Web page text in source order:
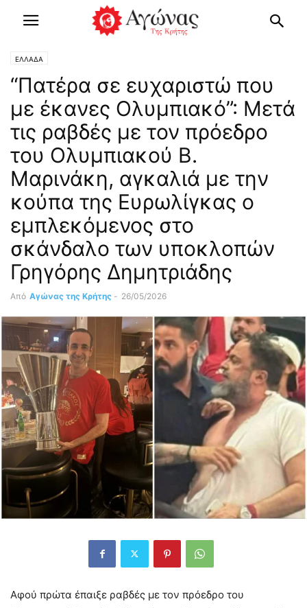
ΕΛΛΑΔΑ
“Πατέρα σε ευχαριστώ που
με έκανες Ολυμπιακό”: Μετά
τις ραβδές με τον πρόεδρο
του Ολυμπιακού Β.
Μαρινάκη, αγκαλιά με την
κούπα της Ευρωλίγκας ο
εμπλεκόμενος στο
σκάνδαλο των υποκλοπών
Γρηγόρης Δημητριάδης
Από Αγώνας της Κρήτης - 26/05/2026
Αφού πρώτα έπαιξε ραβδές με τον πρόεδρο του